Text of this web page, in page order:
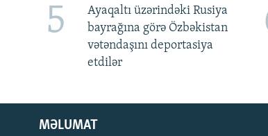
5
Ayaqaltı üzərindəki Rusiya
bayrağına görə Özbəkistan
vətəndaşını deportasiya
etdilər
MƏLUMAT